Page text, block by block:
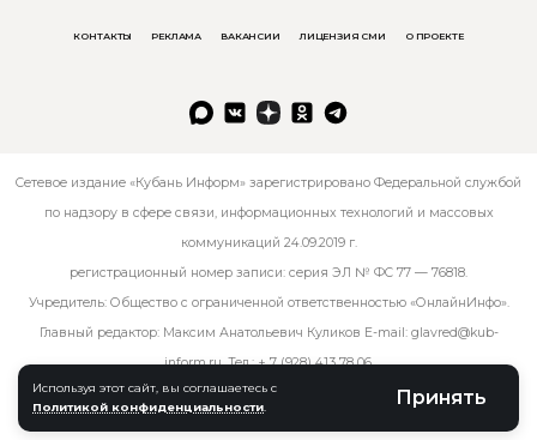
Используя этот сайт, вы соглашаетесь с
Политикой конфиденциальности
Принять
КОНТАКТЫ РЕКЛАМА ВАКАНСИИ ЛИЦЕНЗИЯ СМИ О ПРОЕКТЕ
Сетевое издание «Кубань Информ» зарегистрировано Федеральной службой
по надзору в сфере связи, информационных технологий и массовых
коммуникаций 24.09.2019 г.
регистрационный номер записи: серия ЭЛ № ФС 77 — 76818.
Учредитель: Общество с ограниченной ответственностью «ОнлайнИнфо».
Главный редактор: Максим Анатольевич Куликов E-mail: glavred@kub-
inform.ru. Тел.:+ 7 (928) 413 78 06.
© kub-inform 2026